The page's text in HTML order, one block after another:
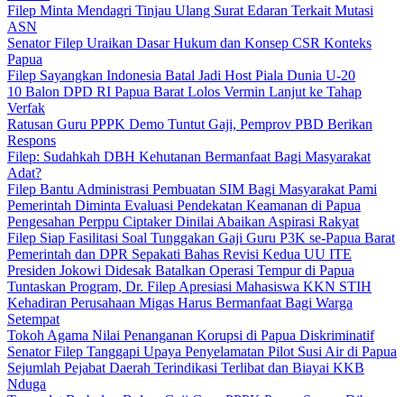
Filep Minta Mendagri Tinjau Ulang Surat Edaran Terkait Mutasi
ASN
Senator Filep Uraikan Dasar Hukum dan Konsep CSR Konteks
Papua
Filep Sayangkan Indonesia Batal Jadi Host Piala Dunia U-20
10 Balon DPD RI Papua Barat Lolos Vermin Lanjut ke Tahap
Verfak
Ratusan Guru PPPK Demo Tuntut Gaji, Pemprov PBD Berikan
Respons
Filep: Sudahkah DBH Kehutanan Bermanfaat Bagi Masyarakat
Adat?
Filep Bantu Administrasi Pembuatan SIM Bagi Masyarakat Pami
Pemerintah Diminta Evaluasi Pendekatan Keamanan di Papua
Pengesahan Perppu Ciptaker Dinilai Abaikan Aspirasi Rakyat
Filep Siap Fasilitasi Soal Tunggakan Gaji Guru P3K se-Papua Barat
Pemerintah dan DPR Sepakati Bahas Revisi Kedua UU ITE
Presiden Jokowi Didesak Batalkan Operasi Tempur di Papua
Tuntaskan Program, Dr. Filep Apresiasi Mahasiswa KKN STIH
Kehadiran Perusahaan Migas Harus Bermanfaat Bagi Warga
Setempat
Tokoh Agama Nilai Penanganan Korupsi di Papua Diskriminatif
Senator Filep Tanggapi Upaya Penyelamatan Pilot Susi Air di Papua
Sejumlah Pejabat Daerah Terindikasi Terlibat dan Biayai KKB
Nduga